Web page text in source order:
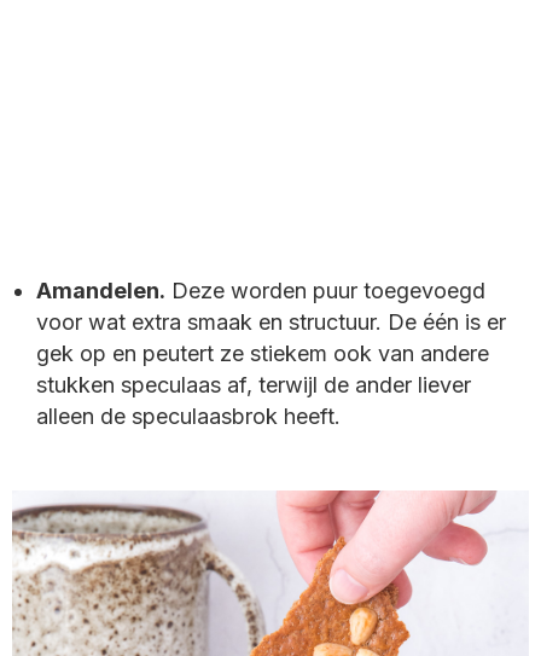
Amandelen. Deze worden puur toegevoegd
voor wat extra smaak en structuur. De één is er
gek op en peutert ze stiekem ook van andere
stukken speculaas af, terwijl de ander liever
alleen de speculaasbrok heeft.